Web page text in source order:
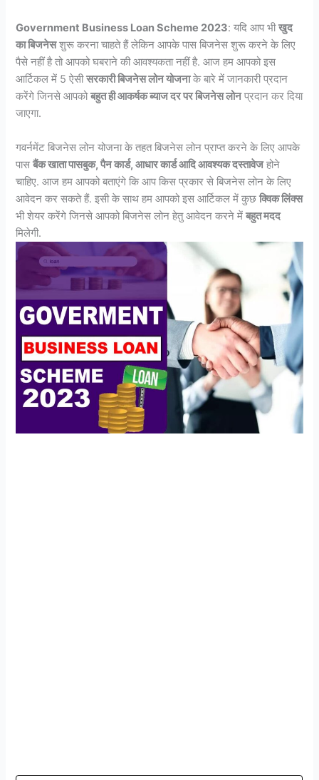
Government Business Loan Scheme 2023: यदि आप भीखुद
का बिजनेसशुरू करना चाहते हैं लेकिन आपके पास बिजनेस शुरू करने के लिए
पैसे नहीं है तो आपको घबराने की आवश्यकता नहीं है. आज हम आपको इस
आर्टिकल में 5 ऐसीसरकारी बिजनेस लोन योजनाके बारे में जानकारी प्रदान
करेंगे जिनसे आपकोबहुत ही आकर्षक ब्याज दर पर बिजनेस लोनप्रदान कर दिया
जाएगा.
गवर्नमेंट बिजनेस लोन योजना के तहत बिजनेस लोन प्राप्त करने के लिए आपके
पासबैंक खाता पासबुक, पैन कार्ड, आधार कार्ड आदि आवश्यक दस्तावेजहोने
चाहिए. आज हम आपको बताएंगे कि आप किस प्रकार से बिजनेस लोन के लिए
आवेदन कर सकते हैं. इसी के साथ हम आपको इस आर्टिकल में कुछक्विक लिंक्स
भी शेयर करेंगे जिनसे आपको बिजनेस लोन हेतु आवेदन करने मेंबहुत मदद
मिलेगी.